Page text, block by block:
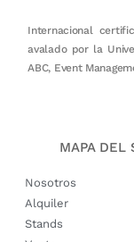
Internacional
avalado por la
ABC, Event
MAPA DEL
Nosotros
Alquiler
Stands